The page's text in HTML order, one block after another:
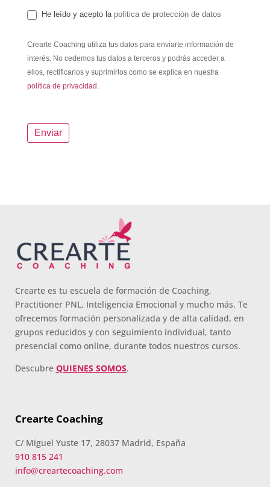
He leído y acepto la política de protección de datos
Crearte Coaching utiliza tus datos para enviarte información de
interés. No cedemos tus datos a terceros y podrás acceder a
ellos, rectificarlos y suprimirlos como se explica en nuestra
política de privacidad.
Crearte es tu escuela de formación de Coaching,
Practitioner PNL, Inteligencia Emocional y mucho más. Te
ofrecemos formación personalizada y de alta calidad, en
grupos reducidos y con seguimiento individual, tanto
presencial como online, durante todos nuestros cursos.
Descubre QUIENES SOMOS.
Crearte Coaching
C/ Miguel Yuste 17, 28037 Madrid, España
910 815 241
info@creartecoaching.com